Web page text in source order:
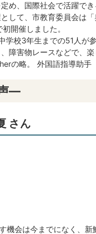
め、国際社会で活躍で
して、市教育委員会は
開催しました。
学校3年生までの51人が
障害物レースなどで、楽
の略。 外国語指導助手
―
さん
機会は今までになく、